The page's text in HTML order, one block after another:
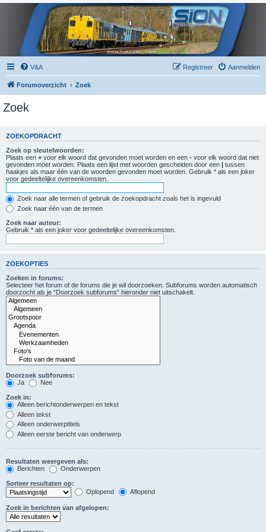
V&A Aanmelden
Registreer
Forumoverzicht Zoek
Zoek
ZOEKOPDRACHT
Zoek op sleutelwoorden:
Plaats een + voor elk woord dat gevonden moet worden en een - voor elk woord dat niet
gevonden moet worden. Plaats een lijst met woorden gescheiden door een | tussen
haakjes als maar één van de woorden gevonden moet worden. Gebruik * als een joker
voor gedeeltelijke overeenkomsten.
Zoek naar alle termen of gebruik de zoekopdracht zoals het is ingevuld
Zoek naar één van de termen
Zoek naar auteur:
Gebruik * als een joker voor gedeeltelijke overeenkomsten.
ZOEKOPTIES
Zoeken in forums:
Selecteer het forum of de forums die je wil doorzoeken. Subforums worden automatisch
doorzocht als je “Doorzoek subforums“ hieronder niet uitschakelt.
Doorzoek subforums:
Ja
Nee
Zoek in:
Alleen berichtonderwerpen en tekst
Alleen tekst
Alleen onderwerptitels
Alleen eerste bericht van onderwerp
Resultaten weergeven als:
Berichten
Onderwerpen
Sorteer resultaten op:
Oplopend
Aflopend
Zoek in berichten van afgelopen: